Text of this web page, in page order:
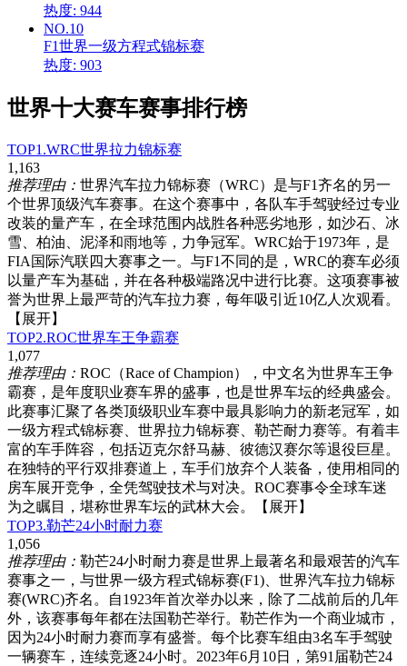
热度: 944
NO.10
F1世界一级方程式锦标赛
热度: 903
世界十大赛车赛事排行榜
TOP1.WRC世界拉力锦标赛
1,163
推荐理由： 世界汽车拉力锦标赛（WRC）是与F1齐名的另一
个世界顶级汽车赛事。在这个赛事中，各队车手驾驶经过专业
改装的量产车，在全球范围内战胜各种恶劣地形，如沙石、冰
雪、柏油、泥泽和雨地等，力争冠军。WRC始于1973年，是
FIA国际汽联四大赛事之一。与F1不同的是，WRC的赛车必须
以量产车为基础，并在各种极端路况中进行比赛。这项赛事被
誉为世界上最严苛的汽车拉力赛，每年吸引近10亿人次观看。
【展开】
TOP2.ROC世界车王争霸赛
1,077
推荐理由： ROC（Race of Champion），中文名为世界车王争
霸赛，是年度职业赛车界的盛事，也是世界车坛的经典盛会。
此赛事汇聚了各类顶级职业车赛中最具影响力的新老冠军，如
一级方程式锦标赛、世界拉力锦标赛、勒芒耐力赛等。有着丰
富的车手阵容，包括迈克尔舒马赫、彼德汉赛尔等退役巨星。
在独特的平行双排赛道上，车手们放弃个人装备，使用相同的
房车展开竞争，全凭驾驶技术与对决。ROC赛事令全球车迷
为之瞩目，堪称世界车坛的武林大会。
【展开】
TOP3.勒芒24小时耐力赛
1,056
推荐理由： 勒芒24小时耐力赛是世界上最著名和最艰苦的汽车
赛事之一，与世界一级方程式锦标赛(F1)、世界汽车拉力锦标
赛(WRC)齐名。自1923年首次举办以来，除了二战前后的几年
外，该赛事每年都在法国勒芒举行。勒芒作为一个商业城市，
因为24小时耐力赛而享有盛誉。每个比赛车组由3名车手驾驶
一辆赛车，连续竞逐24小时。2023年6月10日，第91届勒芒24